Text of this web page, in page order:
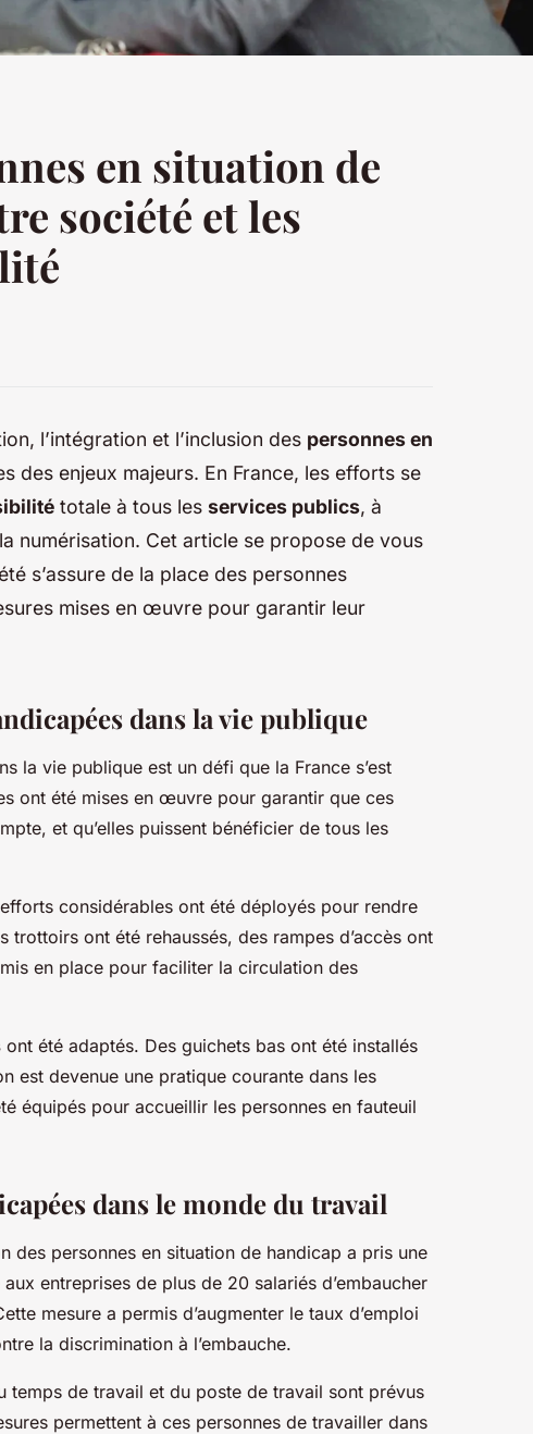
en situation de
société et les
l’intégration et l’inclusion des personnes en
des enjeux majeurs. En France, les efforts se
totale à tous les services publics, à
numérisation. Cet article se propose de vous
s’assure de la place des personnes
mises en œuvre pour garantir leur
dans la vie publique
la vie publique est un défi que la France s’est
ont été mises en œuvre pour garantir que ces
et qu’elles puissent bénéficier de tous les
considérables ont été déployés pour rendre
trottoirs ont été rehaussés, des rampes d’accès ont
en place pour faciliter la circulation des
ont été adaptés. Des guichets bas ont été installés
est devenue une pratique courante dans les
équipés pour accueillir les personnes en fauteuil
dans le monde du travail
des personnes en situation de handicap a pris une
aux entreprises de plus de 20 salariés d’embaucher
mesure a permis d’augmenter le taux d’emploi
la discrimination à l’embauche.
temps de travail et du poste de travail sont prévus
permettent à ces personnes de travailler dans